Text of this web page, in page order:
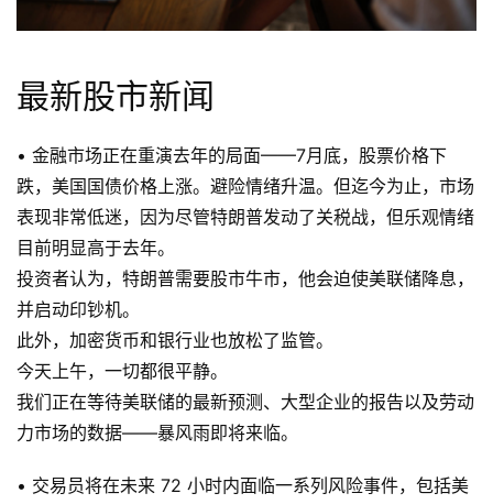
最新股市新闻
• 金融市场正在重演去年的局面——7月底，股票价格下
跌，美国国债价格上涨。避险情绪升温。但迄今为止，市场
表现非常低迷，因为尽管特朗普发动了关税战，但乐观情绪
目前明显高于去年。
投资者认为，特朗普需要股市牛市，他会迫使美联储降息，
并启动印钞机。
此外，加密货币和银行业也放松了监管。
今天上午，一切都很平静。
我们正在等待美联储的最新预测、大型企业的报告以及劳动
力市场的数据——暴风雨即将来临。
• 交易员将在未来 72 小时内面临一系列风险事件，包括美